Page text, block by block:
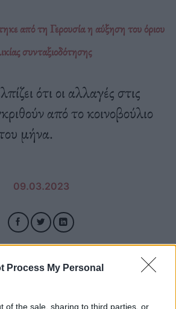
Process My Personal
of the sale, sharing to third parties, or
από τη Γερουσία η αύξηση του όριου
συνταξιοδότησης
ότι οι αλλαγές στις
από το κοινοβούλιο
μήνα.
09.03.2023